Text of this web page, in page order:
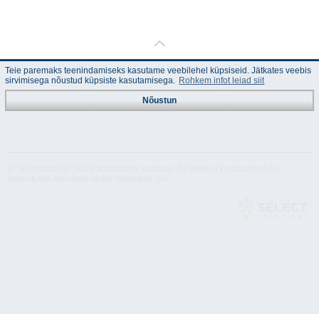
Teie paremaks teenindamiseks kasutame veebilehel küpsiseid. Jätkates veebis
sirvimisega nõustud küpsiste kasutamisega. Rohkem infot leiad siit
Nõustun